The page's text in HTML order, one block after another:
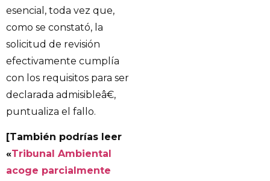
esencial, toda vez que,
como se constató, la
solicitud de revisión
efectivamente cumplía
con los requisitos para ser
declarada admisibleâ€,
puntualiza el fallo.
[También podrías leer
«Tribunal Ambiental
acoge parcialmente